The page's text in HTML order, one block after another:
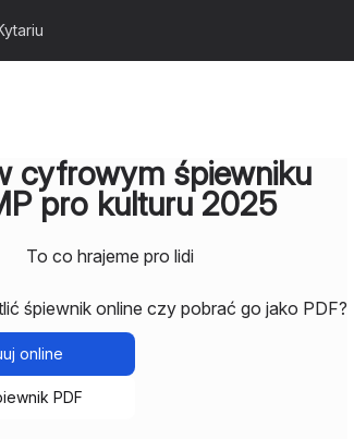
cyfrowym śpiewniku
pro kulturu 2025
To co hrajeme pro lidi
śpiewnik online czy pobrać go jako PDF?
online
PDF